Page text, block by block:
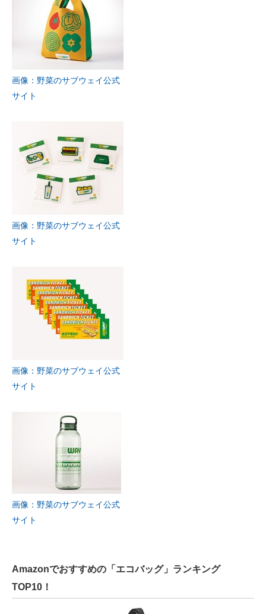
画像：野菜のサブウェイ公式
サイト
画像：野菜のサブウェイ公式
サイト
画像：野菜のサブウェイ公式
サイト
画像：野菜のサブウェイ公式
サイト
Amazonでおすすめの「エコバッグ」ランキング
TOP10！